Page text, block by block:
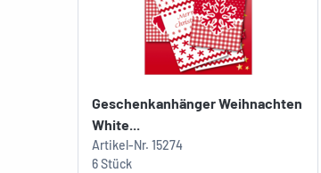
Geschenkanhänger Weihnachten
White...
Artikel-Nr. 15274
6 Stück